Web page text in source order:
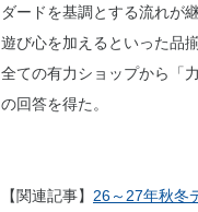
ダードを基調とする流れが
遊び心を加えるといった品
全ての有力ショップから「
の回答を得た。
【関連記事】 26～27年秋冬